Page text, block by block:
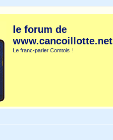
le forum de
www.cancoillotte.net
Le franc-parler Comtois !